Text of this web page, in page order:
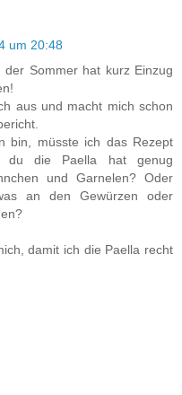
um 20:48
Sommer hat kurz Einzug
aus und macht mich schon
bin, müsste ich das Rezept
du die Paella hat genug
und Garnelen? Oder
an den Gewürzen oder
damit ich die Paella recht